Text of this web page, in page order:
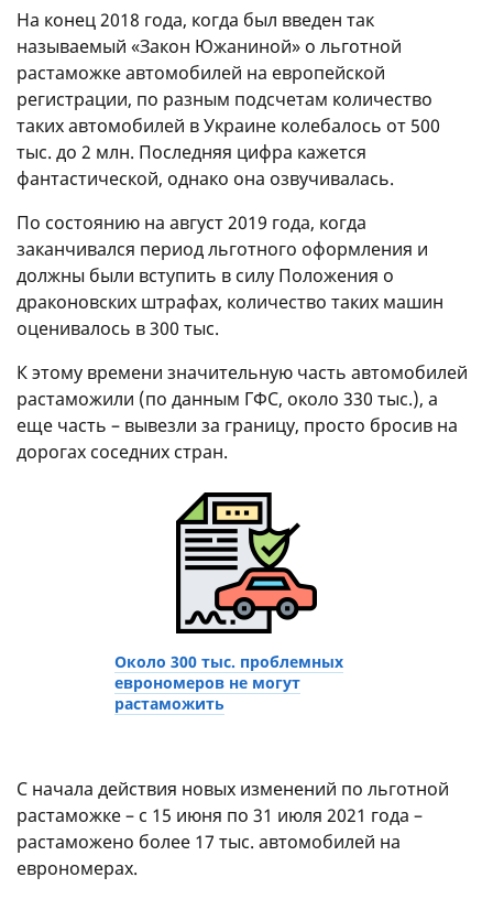
На конец 2018 года, когда был введен так
называемый «Закон Южаниной» о льготной
растаможке автомобилей на европейской
регистрации, по разным подсчетам количество
таких автомобилей в Украине колебалось от 500
тыс. до 2 млн. Последняя цифра кажется
фантастической, однако она озвучивалась.
По состоянию на август 2019 года, когда
заканчивался период льготного оформления и
должны были вступить в силу Положения о
драконовских штрафах, количество таких машин
оценивалось в 300 тыс.
К этому времени значительную часть автомобилей
растаможили (по данным ГФС, около 330 тыс.), а
еще часть – вывезли за границу, просто бросив на
дорогах соседних стран.
Около 300 тыс. проблемных
еврономеров не могут
растаможить
С начала действия новых изменений по льготной
растаможке – с 15 июня по 31 июля 2021 года –
растаможено более 17 тыс. автомобилей на
еврономерах.